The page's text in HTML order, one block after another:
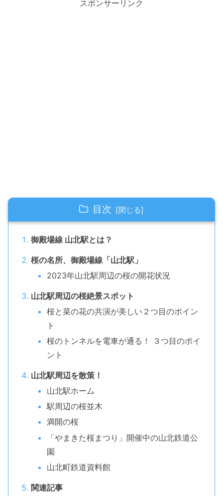
スポンサーリンク
目次
御殿場線 山北駅とは？
桜の名所、御殿場線「山北駅」
2023年山北駅周辺の桜の開花状況
山北駅周辺の桜絶景スポット
桜と菜の花の共演が美しい２つ目のポイン
ト
桜のトンネルを電車が通る！ ３つ目のポイ
ント
山北駅周辺を散策！
山北駅ホーム
駅周辺の桜並木
満開の桜
「やまきた桜まつり」開催中の山北鉄道公
園
山北町鉄道資料館
関連記事